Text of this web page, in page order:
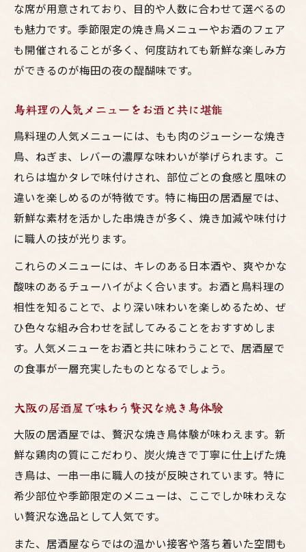
な席が用意されており、目的や人数に合わせて選べるの
も魅力です。季節限定の焼き鳥メニューやお酒のフェア
も開催されることが多く、何度訪れても新鮮な楽しみ方
ができるのが梅田の夜の醍醐味です。
鳥料理の人気メニューをお酒と共に堪能
鳥料理の人気メニューには、もも肉のジューシーな焼き
鳥、ねぎま、レバーの濃厚な味わいが挙げられます。こ
れらは塩かタレで味付けされ、部位ごとの食感と風味の
違いを楽しめるのが特徴です。特に梅田の居酒屋では、
新鮮な素材を活かした串焼きが多く、焼き加減や味付け
に職人の技が光ります。
これらのメニューには、キレのある日本酒や、爽やかな
酸味のあるチューハイがよく合います。お酒と鳥料理の
相性を知ることで、より深い味わいを楽しめるため、ぜ
ひ色々な組み合わせを試してみることをおすすめしま
す。人気メニューをお酒と共に味わうことで、居酒屋で
の食事が一層充実したものとなるでしょう。
大阪の居酒屋で味わう贅沢な焼き鳥体験
大阪の居酒屋では、贅沢な焼き鳥体験が味わえます。新
鮮な鶏肉の質にこだわり、炭火焼きで丁寧に仕上げた焼
き鳥は、一串一串に職人の技が反映されています。特に
希少部位や季節限定のメニューは、ここでしか味わえな
い贅沢な逸品として人気です。
また、居酒屋ならではの温かい接客や落ち着いた空間も